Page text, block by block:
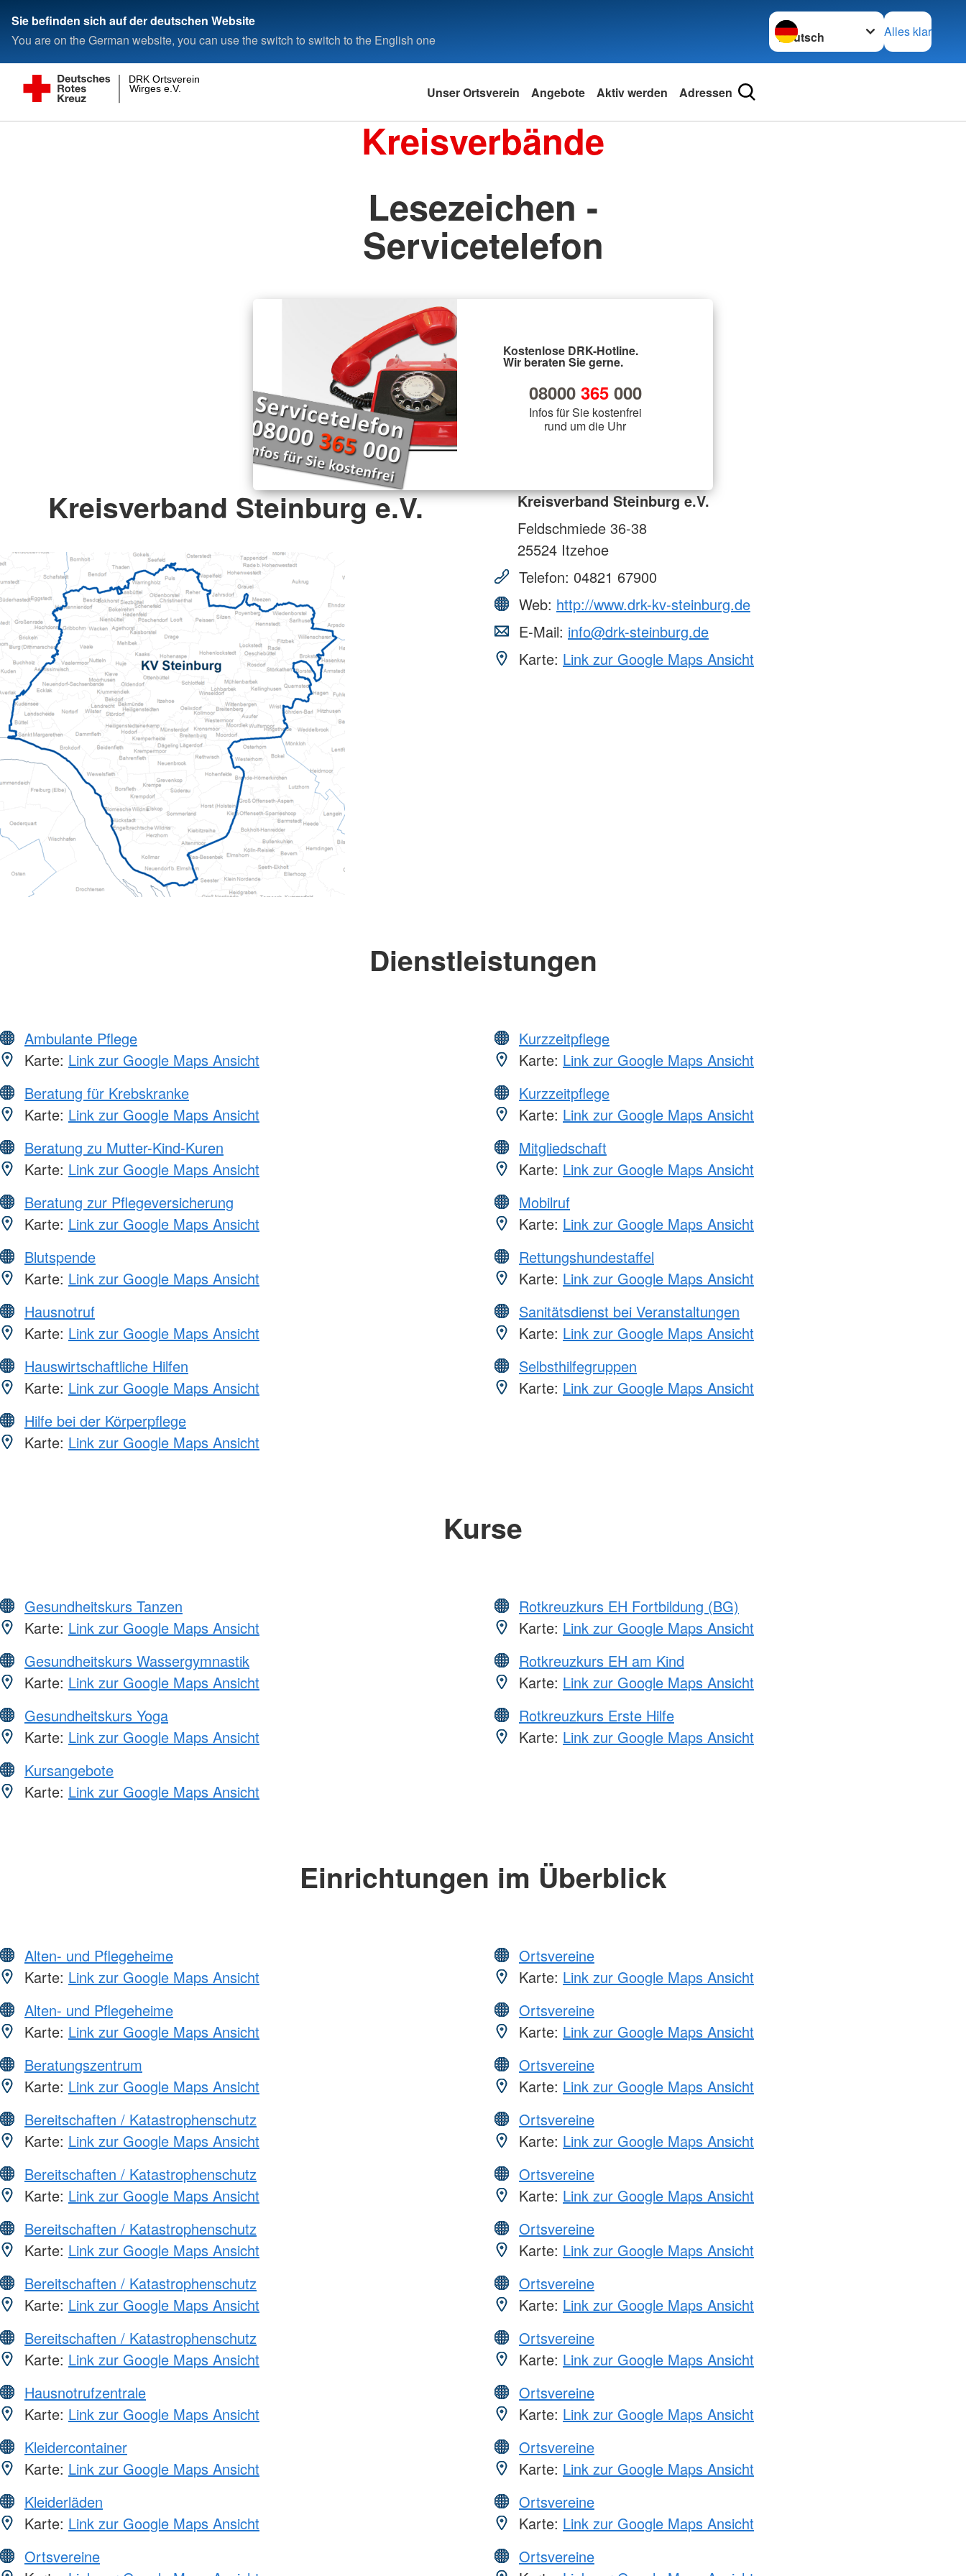
Sie befinden sich auf der deutschen Website
You are on the German website, you can use the switch to switch to the English one
Sprache wechseln zu
Alles klar
Wirges e.V.
DRK Ortsverein
Unser Ortsverein Angebote Aktiv werden Adressen
Kreisverbände
Lesezeichen -
Servicetelefon
Kostenlose DRK-Hotline.
Wir beraten Sie gerne.
08000 365000
Infos für Sie kostenfrei
rund um die Uhr
Kreisverband Steinburg e.V.
Kreisverband Steinburg e.V.
Feldschmiede 36-38
25524 Itzehoe
Telefon: 04821 67900
Web: http://www.drk-kv-steinburg.de
E-Mail: info@drk-steinburg.de
Karte: Link zur Google Maps Ansicht
Dienstleistungen
Ambulante Pflege
Karte: Link zur Google Maps Ansicht
Beratung für Krebskranke
Karte: Link zur Google Maps Ansicht
Beratung zu Mutter-Kind-Kuren
Karte: Link zur Google Maps Ansicht
Beratung zur Pflegeversicherung
Karte: Link zur Google Maps Ansicht
Blutspende
Karte: Link zur Google Maps Ansicht
Hausnotruf
Karte: Link zur Google Maps Ansicht
Hauswirtschaftliche Hilfen
Karte: Link zur Google Maps Ansicht
Hilfe bei der Körperpflege
Karte: Link zur Google Maps Ansicht
Kurzzeitpflege
Karte: Link zur Google Maps Ansicht
Kurzzeitpflege
Karte: Link zur Google Maps Ansicht
Mitgliedschaft
Karte: Link zur Google Maps Ansicht
Mobilruf
Karte: Link zur Google Maps Ansicht
Rettungshundestaffel
Karte: Link zur Google Maps Ansicht
Sanitätsdienst bei Veranstaltungen
Karte: Link zur Google Maps Ansicht
Selbsthilfegruppen
Karte: Link zur Google Maps Ansicht
Kurse
Gesundheitskurs Tanzen
Karte: Link zur Google Maps Ansicht
Gesundheitskurs Wassergymnastik
Karte: Link zur Google Maps Ansicht
Gesundheitskurs Yoga
Karte: Link zur Google Maps Ansicht
Kursangebote
Karte: Link zur Google Maps Ansicht
Rotkreuzkurs EH Fortbildung (BG)
Karte: Link zur Google Maps Ansicht
Rotkreuzkurs EH am Kind
Karte: Link zur Google Maps Ansicht
Rotkreuzkurs Erste Hilfe
Karte: Link zur Google Maps Ansicht
Einrichtungen im Überblick
Alten- und Pflegeheime
Karte: Link zur Google Maps Ansicht
Alten- und Pflegeheime
Karte: Link zur Google Maps Ansicht
Beratungszentrum
Karte: Link zur Google Maps Ansicht
Bereitschaften / Katastrophenschutz
Karte: Link zur Google Maps Ansicht
Bereitschaften / Katastrophenschutz
Karte: Link zur Google Maps Ansicht
Bereitschaften / Katastrophenschutz
Karte: Link zur Google Maps Ansicht
Bereitschaften / Katastrophenschutz
Karte: Link zur Google Maps Ansicht
Bereitschaften / Katastrophenschutz
Karte: Link zur Google Maps Ansicht
Hausnotrufzentrale
Karte: Link zur Google Maps Ansicht
Kleidercontainer
Karte: Link zur Google Maps Ansicht
Kleiderläden
Karte: Link zur Google Maps Ansicht
Ortsvereine
Ortsvereine
Karte: Link zur Google Maps Ansicht
Ortsvereine
Karte: Link zur Google Maps Ansicht
Ortsvereine
Karte: Link zur Google Maps Ansicht
Ortsvereine
Karte: Link zur Google Maps Ansicht
Ortsvereine
Karte: Link zur Google Maps Ansicht
Ortsvereine
Karte: Link zur Google Maps Ansicht
Ortsvereine
Karte: Link zur Google Maps Ansicht
Ortsvereine
Karte: Link zur Google Maps Ansicht
Ortsvereine
Karte: Link zur Google Maps Ansicht
Ortsvereine
Karte: Link zur Google Maps Ansicht
Ortsvereine
Karte: Link zur Google Maps Ansicht
Ortsvereine